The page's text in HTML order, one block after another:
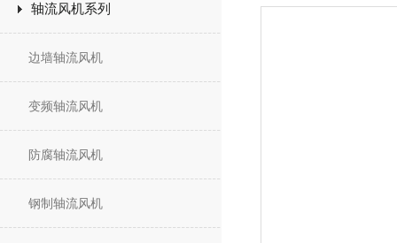
轴流风机系列
边墙轴流风机
变频轴流风机
防腐轴流风机
钢制轴流风机